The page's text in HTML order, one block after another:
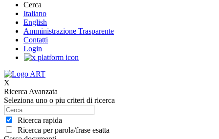
Cerca
Italiano
English
Amministrazione Trasparente
Contatti
Login
X
Ricerca Avanzata
Seleziona uno o piu criteri di ricerca
Ricerca rapida
Ricerca per parola/frase esatta